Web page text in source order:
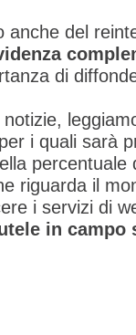
anche del
di
i quali sarà
percentuale
riguarda il
i servizi di
in campo